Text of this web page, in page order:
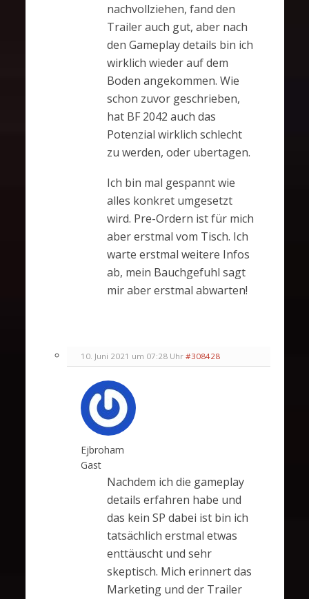
nachvollziehen, fand den
Trailer auch gut, aber nach
den Gameplay details bin ich
wirklich wieder auf dem
Boden angekommen. Wie
schon zuvor geschrieben,
hat BF 2042 auch das
Potenzial wirklich schlecht
zu werden, oder ubertagen.
Ich bin mal gespannt wie
alles konkret umgesetzt
wird. Pre-Ordern ist für mich
aber erstmal vom Tisch. Ich
warte erstmal weitere Infos
ab, mein Bauchgefuhl sagt
mir aber erstmal abwarten!
10. Juni 2021 um 07:28 Uhr #308428
Ejbroham
Gast
Nachdem ich die gameplay
details erfahren habe und
das kein SP dabei ist bin ich
tatsächlich erstmal etwas
enttäuscht und sehr
skeptisch. Mich erinnert das
Marketing und der Trailer